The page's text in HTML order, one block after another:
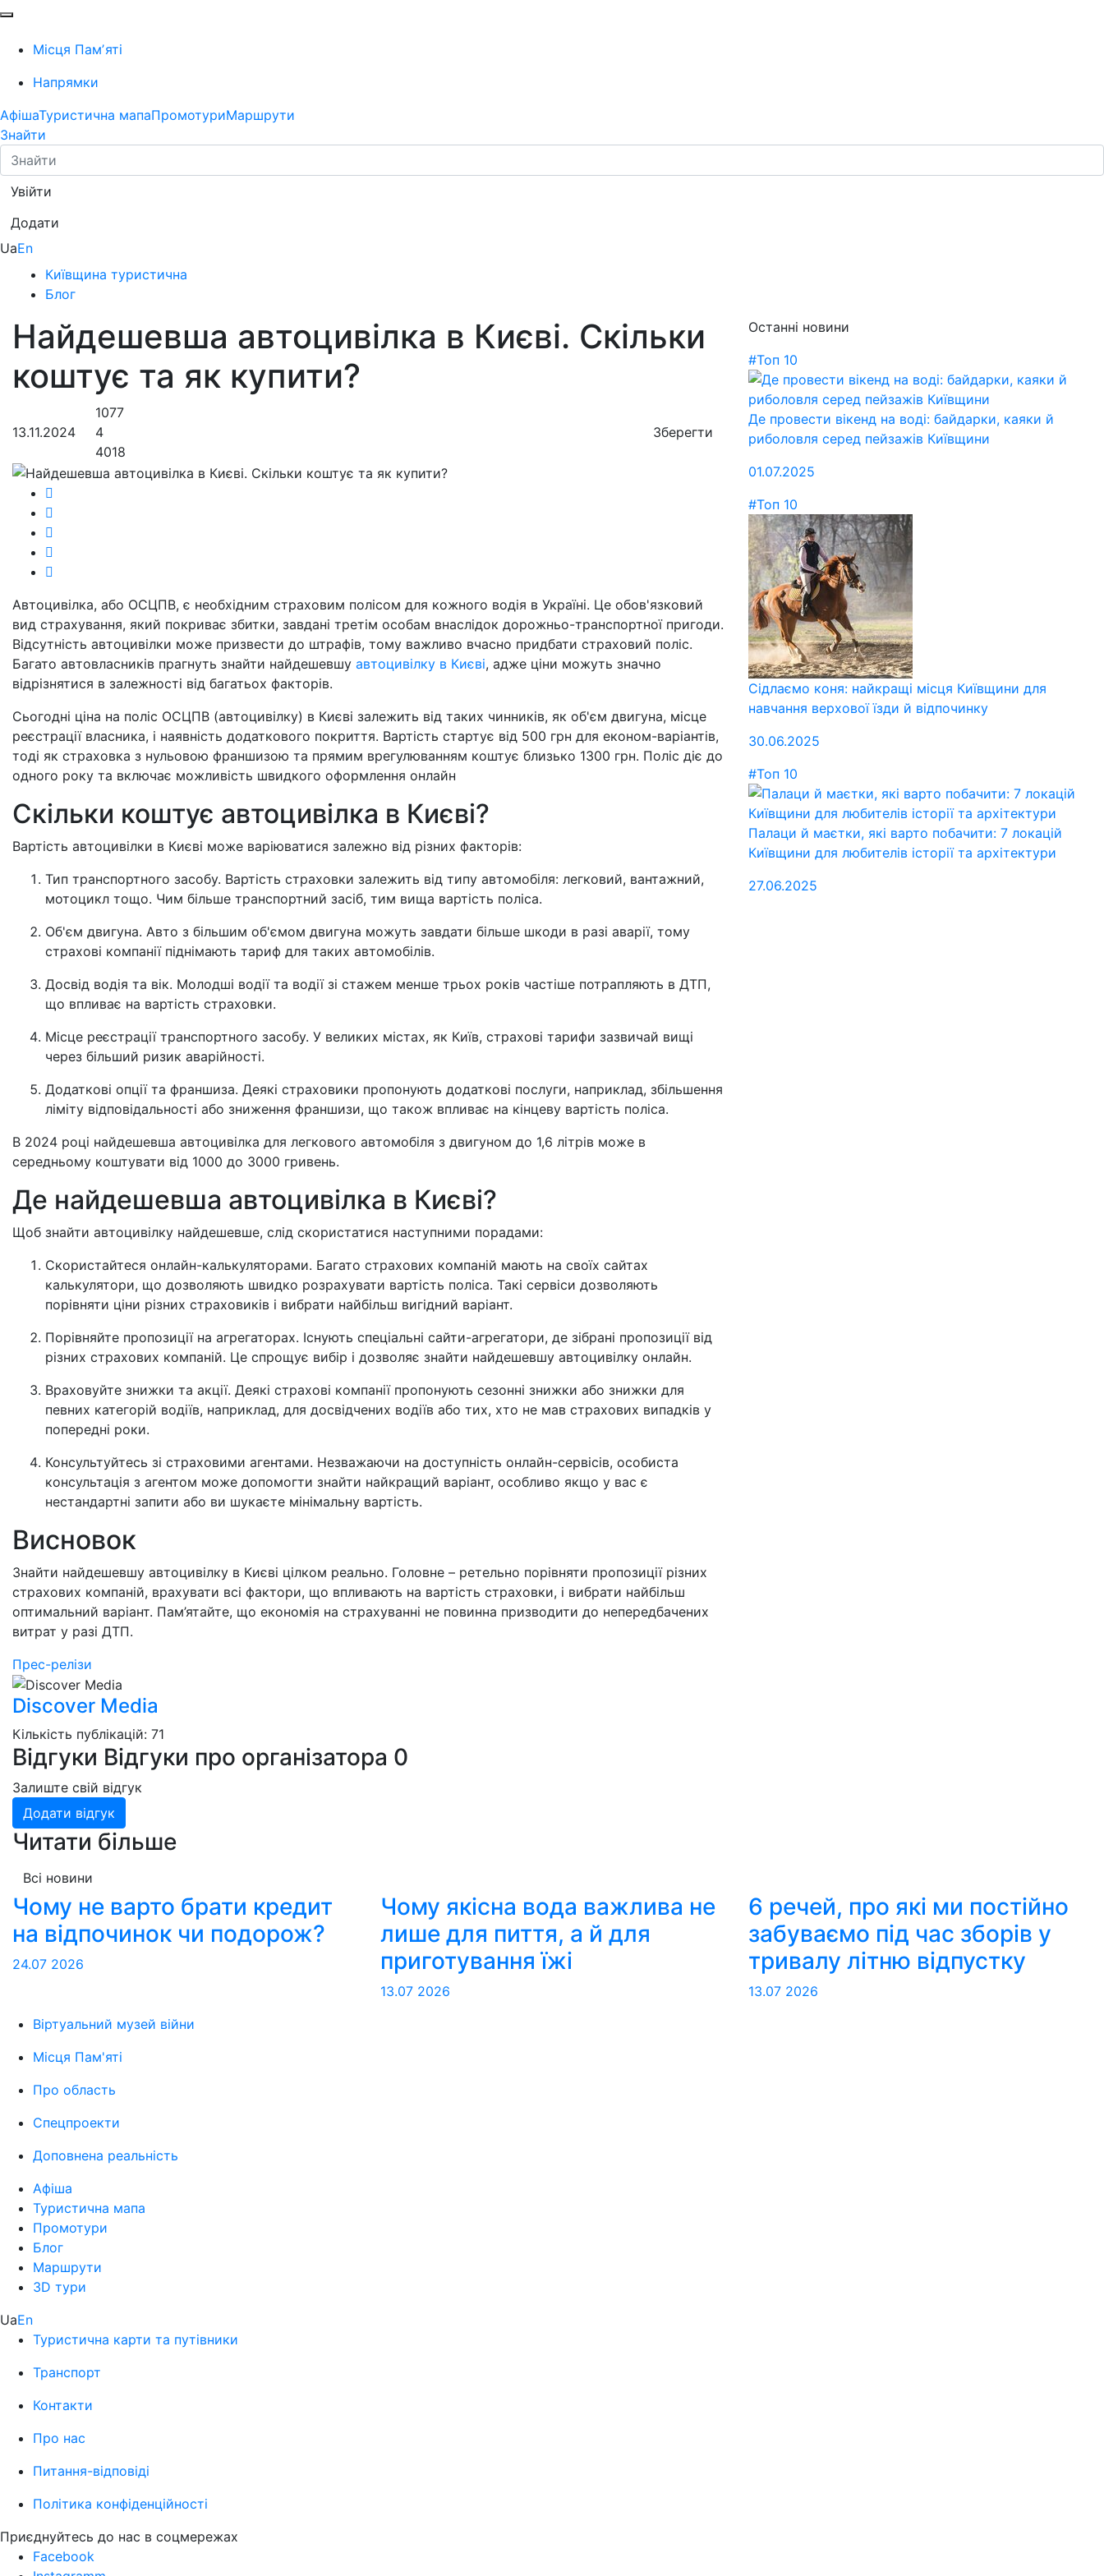
Місця Памʼяті
Напрямки
АфішаТуристична мапаПромотуриМаршрути
Знайти
Увійти
Додати
UaEn
Київщина туристична
Блог
Найдешевша автоцивілка в Києві. Скільки
коштує та як купити?
13.11.2024
1077
4
4018
Зберегти
Автоцивілка, або ОСЦПВ, є необхідним страховим полісом для кожного водія в Україні. Це обов'язковий
вид страхування, який покриває збитки, завдані третім особам внаслідок дорожньо-транспортної пригоди.
Відсутність автоцивілки може призвести до штрафів, тому важливо вчасно придбати страховий поліс.
Багато автовласників прагнуть знайти найдешевшу автоцивілку в Києві, адже ціни можуть значно
відрізнятися в залежності від багатьох факторів.
Сьогодні ціна на поліс ОСЦПВ (автоцивілку) в Києві залежить від таких чинників, як об'єм двигуна, місце
реєстрації власника, і наявність додаткового покриття. Вартість стартує від 500 грн для економ-варіантів,
тоді як страховка з нульовою франшизою та прямим врегулюванням коштує близько 1300 грн. Поліс діє до
одного року та включає можливість швидкого оформлення онлайн
Скільки коштує автоцивілка в Києві?
Вартість автоцивілки в Києві може варіюватися залежно від різних факторів:
Тип транспортного засобу. Вартість страховки залежить від типу автомобіля: легковий, вантажний,
мотоцикл тощо. Чим більше транспортний засіб, тим вища вартість поліса.
Об'єм двигуна. Авто з більшим об'ємом двигуна можуть завдати більше шкоди в разі аварії, тому
страхові компанії піднімають тариф для таких автомобілів.
Досвід водія та вік. Молодші водії та водії зі стажем менше трьох років частіше потрапляють в ДТП,
що впливає на вартість страховки.
Місце реєстрації транспортного засобу. У великих містах, як Київ, страхові тарифи зазвичай вищі
через більший ризик аварійності.
Додаткові опції та франшиза. Деякі страховики пропонують додаткові послуги, наприклад, збільшення
ліміту відповідальності або зниження франшизи, що також впливає на кінцеву вартість поліса.
В 2024 році найдешевша автоцивілка для легкового автомобіля з двигуном до 1,6 літрів може в
середньому коштувати від 1000 до 3000 гривень.
Де найдешевша автоцивілка в Києві?
Щоб знайти автоцивілку найдешевше, слід скористатися наступними порадами:
Скористайтеся онлайн-калькуляторами. Багато страхових компаній мають на своїх сайтах
калькулятори, що дозволяють швидко розрахувати вартість поліса. Такі сервіси дозволяють
порівняти ціни різних страховиків і вибрати найбільш вигідний варіант.
Порівняйте пропозиції на агрегаторах. Існують спеціальні сайти-агрегатори, де зібрані пропозиції від
різних страхових компаній. Це спрощує вибір і дозволяє знайти найдешевшу автоцивілку онлайн.
Враховуйте знижки та акції. Деякі страхові компанії пропонують сезонні знижки або знижки для
певних категорій водіїв, наприклад, для досвідчених водіїв або тих, хто не мав страхових випадків у
попередні роки.
Консультуйтесь зі страховими агентами. Незважаючи на доступність онлайн-сервісів, особиста
консультація з агентом може допомогти знайти найкращий варіант, особливо якщо у вас є
нестандартні запити або ви шукаєте мінімальну вартість.
Висновок
Знайти найдешевшу автоцивілку в Києві цілком реально. Головне – ретельно порівняти пропозиції різних
страхових компаній, врахувати всі фактори, що впливають на вартість страховки, і вибрати найбільш
оптимальний варіант. Пам’ятайте, що економія на страхуванні не повинна призводити до непередбачених
витрат у разі ДТП.
Прес-релізи
Discover Media
Кількість публікацій: 71
Відгуки Відгуки про організатора 0
Залиште свій відгук
Додати відгук
Останні новини
#Топ 10
Де провести вікенд на воді: байдарки, каяки й
риболовля серед пейзажів Київщини
01.07.2025
#Топ 10
Сідлаємо коня: найкращі місця Київщини для
навчання верхової їзди й відпочинку
30.06.2025
#Топ 10
Палаци й маєтки, які варто побачити: 7 локацій
Київщини для любителів історії та архітектури
27.06.2025
Читати більше
Всі новини
Чому не варто брати кредит
на відпочинок чи подорож?
24.07 2026
Чому якісна вода важлива не
лише для пиття, а й для
приготування їжі
13.07 2026
6 речей, про які ми постійно
забуваємо під час зборів у
тривалу літню відпустку
13.07 2026
Віртуальний музей війни
Місця Пам'яті
Про область
Спецпроекти
Доповнена реальність
Афіша
Туристична мапа
Промотури
Блог
Маршрути
3D тури
UaEn
Туристична карти та путівники
Транспорт
Контакти
Про нас
Питання-відповіді
Політика конфіденційності
Приєднуйтесь до нас в соцмережах
Facebook